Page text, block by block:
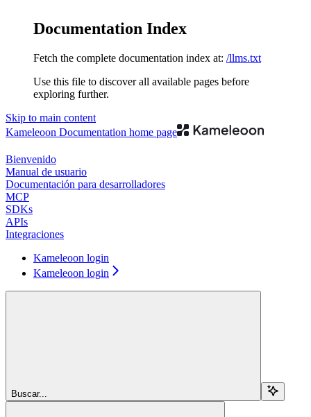
Documentation Index
Fetch the complete documentation index at: /llms.txt
Use this file to discover all available pages before
exploring further.
Skip to main content
Kameleoon Documentation home page
Bienvenido
Manual de usuario
Documentación para desarrolladores
MCP
SDKs
APIs
Integraciones
Kameleoon login
Kameleoon login
Buscar...